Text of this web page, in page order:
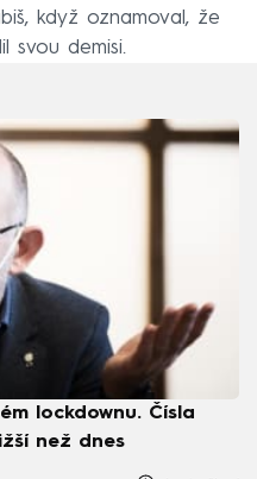
když oznamoval, že
svou demisi.
lockdownu. Čísla
než dnes